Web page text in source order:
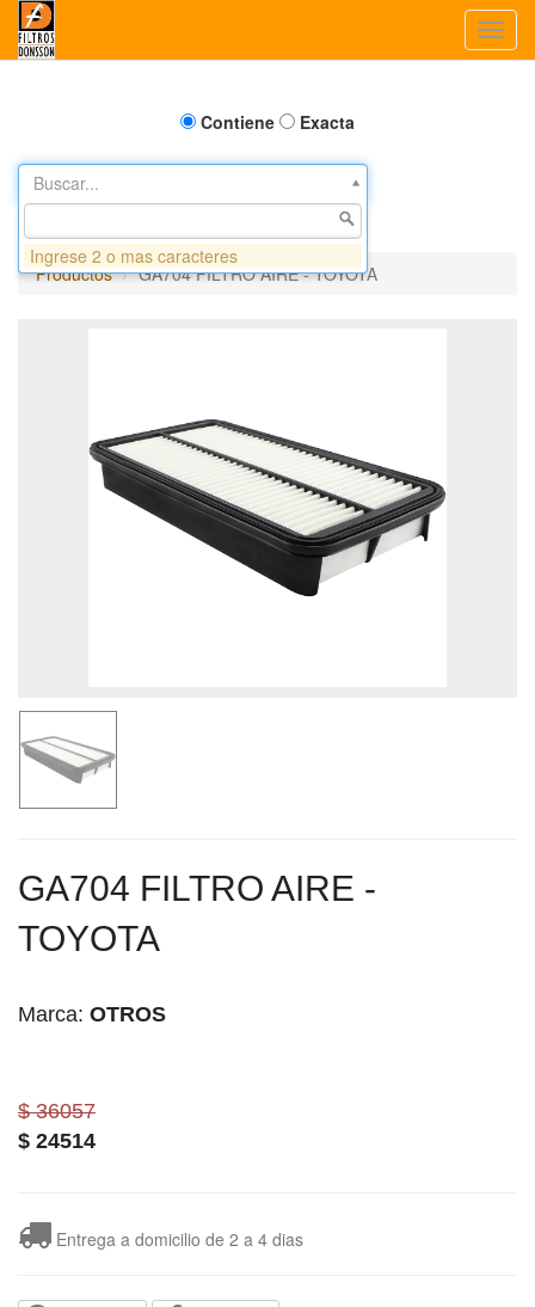
Contiene Exacta
Buscar...
Productos GA704 FILTRO AIRE - TOYOTA
GA704 FILTRO AIRE -
TOYOTA
Marca: OTROS
$ 36057
$ 24514
Entrega a domicilio de 2 a 4 dias
Ingrese 2 o mas caracteres